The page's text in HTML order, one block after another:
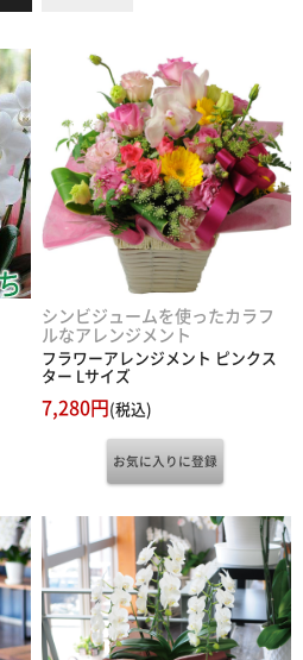
シンビジュームを使ったカラフ
ルなアレンジメント
フラワーアレンジメント ピンクス
ター Lサイズ
7,280円(税込)